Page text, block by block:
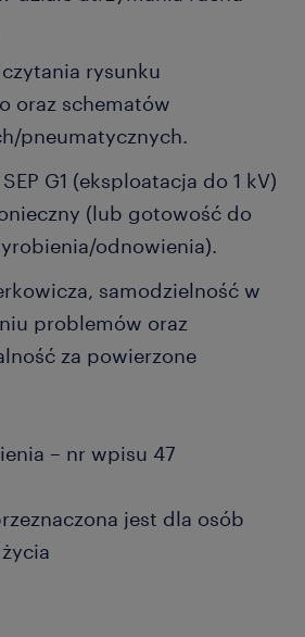
rysunku
oraz schematów
pneumatycznych.
G1 (eksploatacja do 1 kV)
(lub gotowość do
odnowienia).
samodzielność w
problemów oraz
za powierzone
– nr wpisu 47
jest dla osób